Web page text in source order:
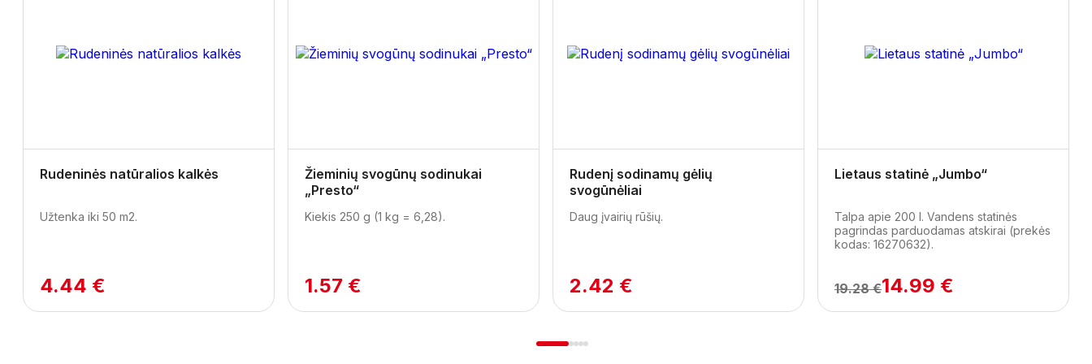
Rudeninės natūralios kalkės
Užtenka iki 50 m2.
4.44 €
Žieminių svogūnų sodinukai
„Presto“
Kiekis 250 g (1 kg = 6,28).
1.57 €
Rudenį sodinamų gėlių
svogūnėliai
Daug įvairių rūšių.
2.42 €
Lietaus statinė „Jumbo“
Talpa apie 200 l. Vandens statinės
pagrindas parduodamas atskirai (prekės
kodas: 16270632).
19.28 €14.99 €
1 2345